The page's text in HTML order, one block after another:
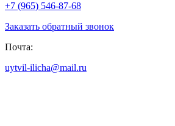
+7 (965) 546-87-68
Заказать обратный звонок
Почта:
uytvil-ilicha@mail.ru